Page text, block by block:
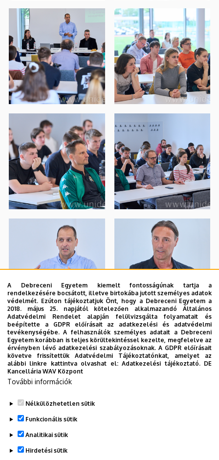
A Debreceni Egyetem kiemelt fontosságúnak tartja a
rendelkezésére bocsátott, illetve birtokába jutott személyes adatok
védelmét. Ezúton tájékoztatjuk Önt, hogy a Debreceni Egyetem a
2018. május 25. napjától kötelezően alkalmazandó Általános
Adatvédelmi Rendelet alapján felülvizsgálta folyamatait és
beépítette a GDPR előírásait az adatkezelési és adatvédelmi
tevékenységébe. A felhasználók személyes adatait a Debreceni
Egyetem korábban is teljes körültekintéssel kezelte, megfelelve az
érvényben lévő adatkezelési szabályozásoknak. A GDPR előírásait
követve frissítettük Adatvédelmi Tájékoztatónkat, amelyet az
alábbi linkre kattintva olvashat el:Adatkezelési tájékoztató. DE
Kancellária WAV Központ
További információk
Nélkülözhetetlen sütik
Funkcionális sütik
Analitikai sütik
Hirdetési sütik